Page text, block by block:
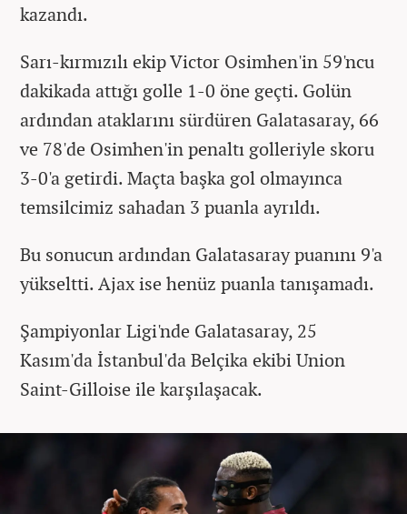
kazandı.
Sarı-kırmızılı ekip Victor Osimhen'in 59'ncu
dakikada attığı golle 1-0 öne geçti. Golün
ardından ataklarını sürdüren Galatasaray, 66
ve 78'de Osimhen'in penaltı golleriyle skoru
3-0'a getirdi. Maçta başka gol olmayınca
temsilcimiz sahadan 3 puanla ayrıldı.
Bu sonucun ardından Galatasaray puanını 9'a
yükseltti. Ajax ise henüz puanla tanışamadı.
Şampiyonlar Ligi'nde Galatasaray, 25
Kasım'da İstanbul'da Belçika ekibi Union
Saint-Gilloise ile karşılaşacak.